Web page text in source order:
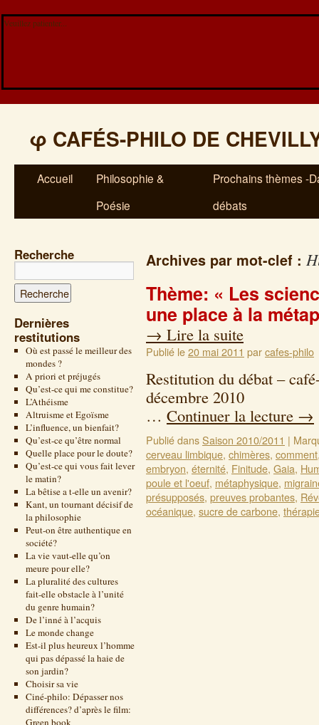
Veuillez patienter...
φ CAFÉS-PHILO DE
Accueil
Philosophie &
Poésie
Prochains thèmes -
débats
Recherche
Dernières
restitutions
Où est passé le meilleur des
mondes ?
A priori et préjugés
Qu’est-ce qui me constitue?
L’Athéisme
Altruisme et Egoïsme
L’influence, un bienfait?
Qu’est-ce qu’être normal
Quelle place pour le doute?
Qu’est-ce qui vous fait lever
le matin?
La bêtise a t-elle un avenir?
Kant, un tournant décisif de
la philosophie
Peut-on être authentique en
société?
La vie vaut-elle qu’on
meure pour elle?
La pluralité des cultures
fait-elle obstacle à l’unité
du genre humain?
De l’inné à l’acquis
Le monde change
Est-il plus heureux l’homme
qui pas dépassé la haie de
son jardin?
Choisir sa vie
Ciné-philo: Dépasser nos
différences? d’après le film:
Green book
Archives par mot-clef :
Thème: « Les
une place à la
→ Lire la suite
Publié le20 mai 2011 parcafes-philo
Restitution du débat –
… Continuer la lecture →
Publié dansSaison 2010/2011 |
cerveau limbique, chimères, comment
embryon, éternité, Finitude, Gaia,
poule et l'oeuf, métaphysique,
présupposés, preuves probantes,
océanique, sucre de carbone,